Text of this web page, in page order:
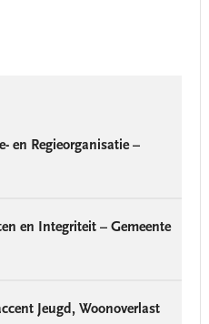
en Regieorganisatie –
en Integriteit – Gemeente
Jeugd, Woonoverlast